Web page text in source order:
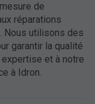
de
réparations
Nous utilisons des
garantir la qualité
et à notre
à Idron.